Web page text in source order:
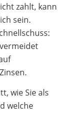
zahlt, kann
sein.
wie Sie als
welche